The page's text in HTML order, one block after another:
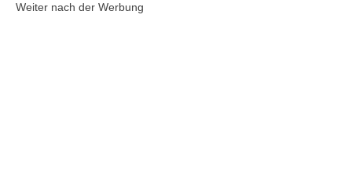
Weiter nach der Werbung